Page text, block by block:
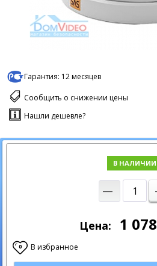
Гарантия: 12 месяцев
Сообщить о снижении цены
Нашли дешевле?
В НАЛИЧИИ
Цена: 1 078
0 В избранное